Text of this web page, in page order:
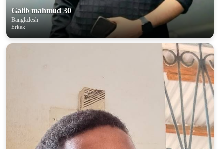
Galib mahmud 30
Bangladesh
Erkek